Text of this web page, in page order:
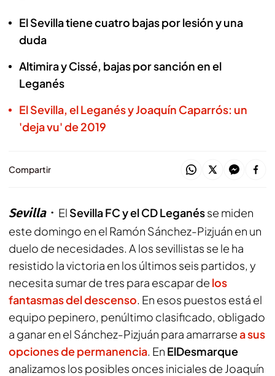
El Sevilla tiene cuatro bajas por lesión y una
duda
Altimira y Cissé, bajas por sanción en el
Leganés
El Sevilla, el Leganés y Joaquín Caparrós: un
'deja vu' de 2019
Compartir
Sevilla El Sevilla FC y el CD Leganésse miden
este domingo en el Ramón Sánchez-Pizjuán en un
duelo de necesidades. A los sevillistas se le ha
resistido la victoria en los últimos seis partidos, y
necesita sumar de tres para escapar de los
fantasmas del descenso. En esos puestos está el
equipo pepinero, penúltimo clasificado, obligado
a ganar en el Sánchez-Pizjuán para amarrarsea sus
opciones de permanencia. En ElDesmarque
analizamos los posibles onces iniciales de Joaquín